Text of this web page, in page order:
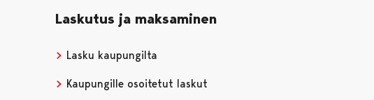
Laskutus ja maksaminen
Lasku kaupungilta
Kaupungille osoitetut laskut